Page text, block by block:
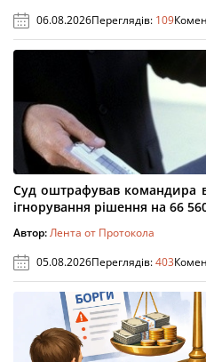
06.08.2026Переглядів: 109
Суд оштрафував командира
ігнорування рішення на 66
Автор:Лента от Протокола
05.08.2026Переглядів:403